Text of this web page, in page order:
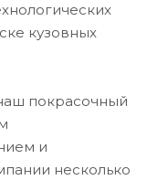
кузовных
покрасочный
и
несколько